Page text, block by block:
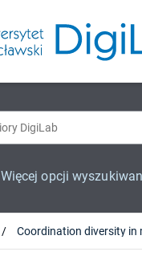
Więcej opcji